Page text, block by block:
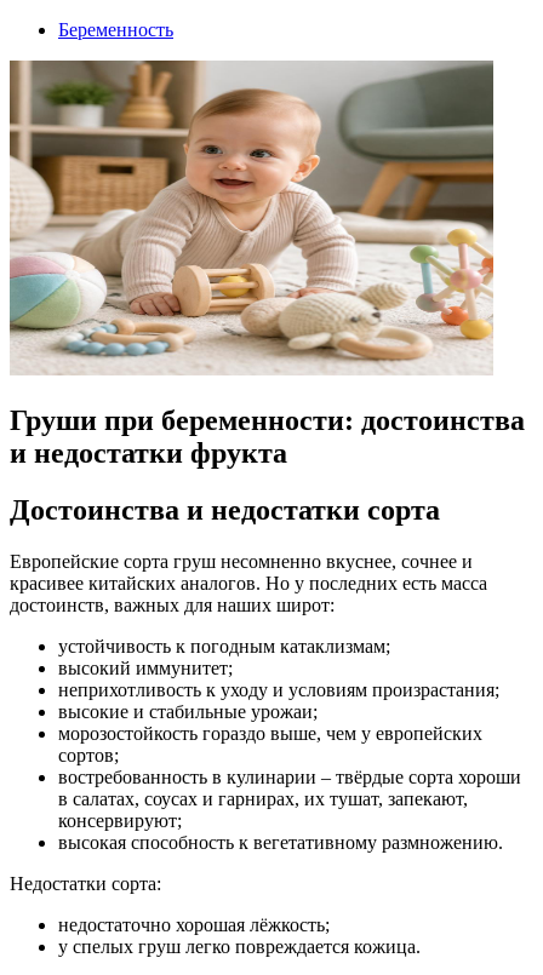
Беременность
Груши при беременности: достоинства
и недостатки фрукта
Достоинства и недостатки сорта
Европейские сорта груш несомненно вкуснее, сочнее и
красивее китайских аналогов. Но у последних есть масса
достоинств, важных для наших широт:
устойчивость к погодным катаклизмам;
высокий иммунитет;
неприхотливость к уходу и условиям произрастания;
высокие и стабильные урожаи;
морозостойкость гораздо выше, чем у европейских
сортов;
востребованность в кулинарии – твёрдые сорта хороши
в салатах, соусах и гарнирах, их тушат, запекают,
консервируют;
высокая способность к вегетативному размножению.
Недостатки сорта:
недостаточно хорошая лёжкость;
у спелых груш легко повреждается кожица.